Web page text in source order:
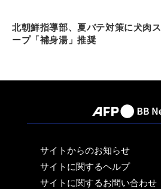
北朝鮮指導部、夏バテ対策に犬肉ス
ープ「補身湯」推奨
サイトからのお知らせ
サイトに関するヘルプ
サイトに関するお問い合わせ